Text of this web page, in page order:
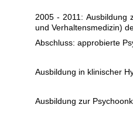
2005 - 2011: Ausbildung
und Verhaltensmedizin)
Abschluss: approbierte
Ausbildung in klinischer
Ausbildung zur